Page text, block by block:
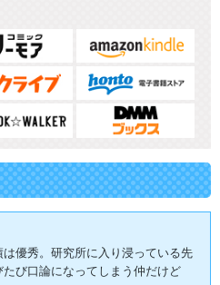
は優秀。研究所に入り浸っている先
び口論になってしまう仲だけど